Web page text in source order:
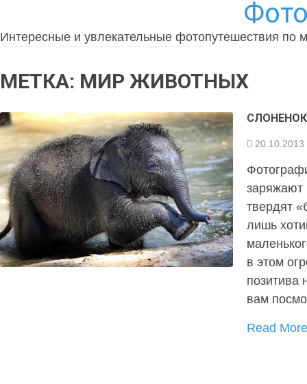
Интересные и увлекательные фотопутешествия по
МЕТКА: МИР ЖИВОТНЫХ
СЛОНЕНОК
20.10.2013
заряжают
твердят
лишь
в этом
позитива
вам
Read